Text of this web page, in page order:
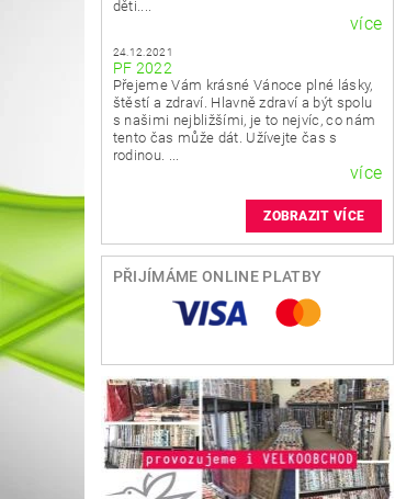
děti....
více
24.12.2021
PF 2022
Přejeme Vám krásné Vánoce plné lásky,
štěstí a zdraví. Hlavně zdraví a být spolu
s našimi nejbližšími, je to nejvíc, co nám
tento čas může dát. Užívejte čas s
rodinou. ...
více
ZOBRAZIT VÍCE
PŘIJÍMÁME ONLINE PLATBY